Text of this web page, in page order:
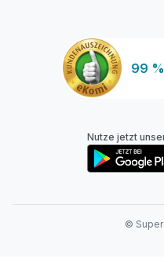
99 %
Nutze jetzt
© Super